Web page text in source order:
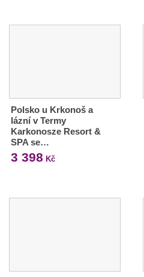
Polsko u Krkonoš a
lázní v Termy
Karkonosze Resort &
SPA se…
3 398 Kč